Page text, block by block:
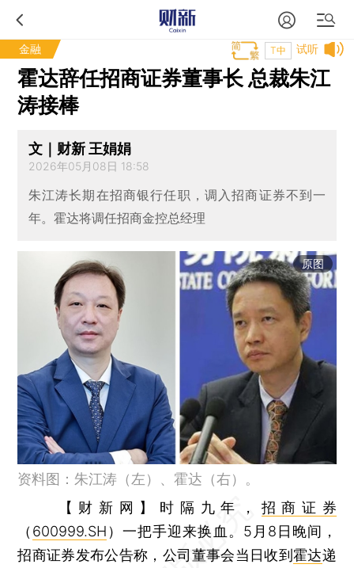
金融 试听
T中
霍达辞任招商证券董事长 总裁朱江
涛接棒
文｜财新 王娟娟
2026年05月08日 18:58
朱江涛长期在招商银行任职，调入招商证券不到一
年。霍达将调任招商金控总经理
原图
资料图：朱江涛（左）、霍达（右）。
【财新网】 时隔九年， 招商证券
（ 600999.SH ）一把手迎来换血。5月8日晚间，
招商证券发布公告称，公司董事会当日收到霍达递